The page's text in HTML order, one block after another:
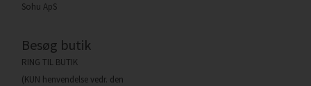
Sohu ApS
Besøg butik
RING TIL BUTIK
(KUN henvendelse vedr. den